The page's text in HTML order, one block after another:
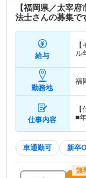
【福岡県／太宰
法士さんの募集で
給与
ル
勤務地
福
仕事内容
■
車通勤可 新卒